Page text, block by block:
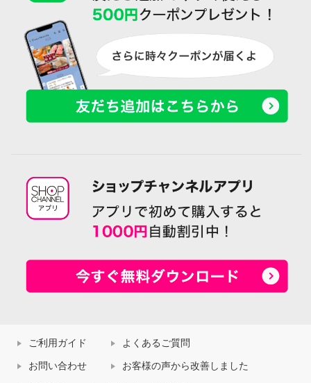
ご利用ガイド よくあるご質問
お問い合わせ お客様の声から改善しました